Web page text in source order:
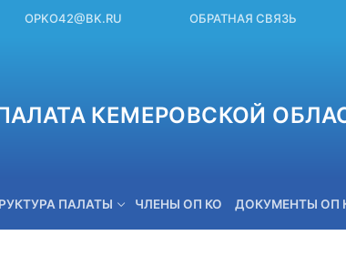
OPKO42@BK.RU ОБРАТНАЯ СВЯЗЬ
КЕМЕРОВСКОЙ
ПАЛАТЫ ЧЛЕНЫ ОП КО ДОКУМЕНТЫ ОП